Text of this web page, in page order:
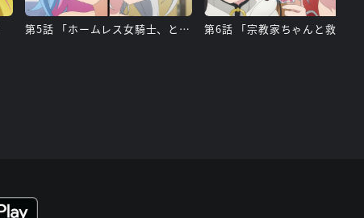
第5話 「ホームレス女騎士、ととのう他」